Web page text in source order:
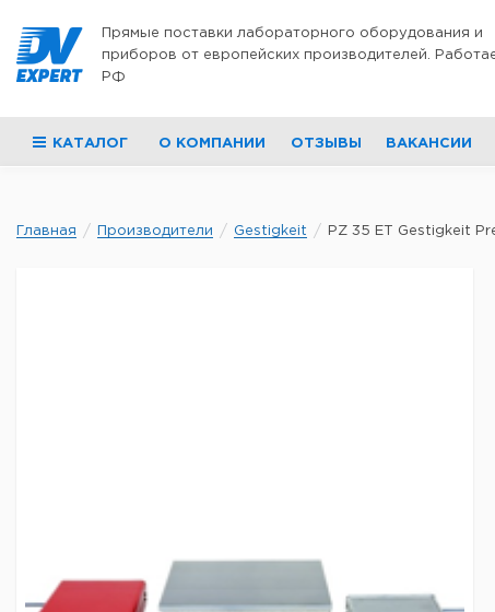
Прямые поставки лабораторного оборудования и
приборов от европейских производителей.
РФ
КАТАЛОГ О КОМПАНИИ ОТЗЫВЫ ВАКАНСИИ
Главная Производители Gestigkeit PZ 35 ET Gestigkeit